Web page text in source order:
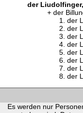
der
der
der
der
der
der
der
der
der
der
Es werden nur